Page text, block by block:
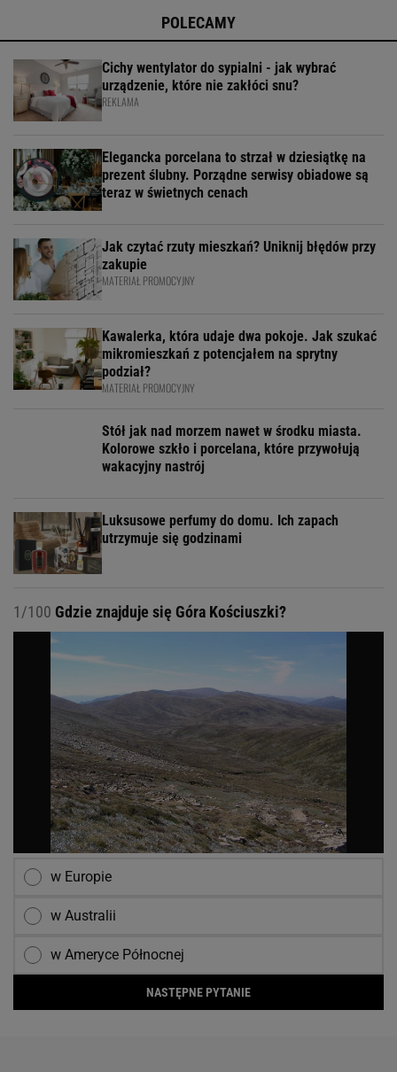
POLECAMY
Cichy wentylator do sypialni - jak wybrać
urządzenie, które nie zakłóci snu?
REKLAMA
Elegancka porcelana to strzał w dziesiątkę na
prezent ślubny. Porządne serwisy obiadowe są
teraz w świetnych cenach
Jak czytać rzuty mieszkań? Uniknij błędów przy
zakupie
MATERIAŁ PROMOCYJNY
Kawalerka, która udaje dwa pokoje. Jak szukać
mikromieszkań z potencjałem na sprytny
podział?
MATERIAŁ PROMOCYJNY
Stół jak nad morzem nawet w środku miasta.
Kolorowe szkło i porcelana, które przywołują
wakacyjny nastrój
Luksusowe perfumy do domu. Ich zapach
utrzymuje się godzinami
1/100 Gdzie znajduje się Góra Kościuszki?
w Europie
w Australii
w Ameryce Północnej
NASTĘPNE PYTANIE